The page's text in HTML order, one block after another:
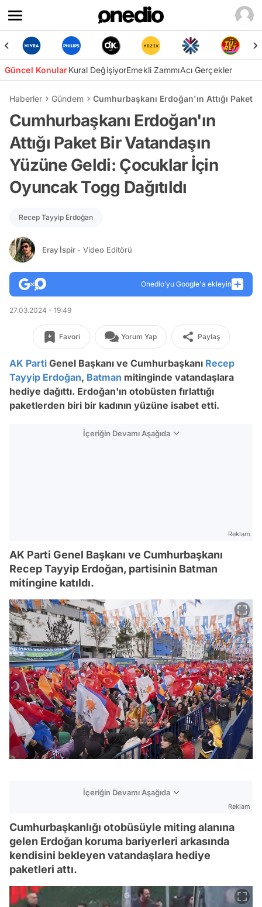
Güncel KonularKural DeğişiyorEmekli ZammıAcı Gerçekler
Haberler Gündem Cumhurbaşkanı Erdoğan'ın Attığı Paket
Cumhurbaşkanı Erdoğan'ın
Attığı Paket Bir Vatandaşın
Yüzüne Geldi: Çocuklar İçin
Oyuncak Togg Dağıtıldı
Recep Tayyip Erdoğan
Eray İspir - Video Editörü
Onedio’yu Google'a ekleyin
27.03.2024 - 19:49
Favori Yorum Yap Paylaş
AK Parti Genel Başkanı ve Cumhurbaşkanı Recep
Tayyip Erdoğan, Batman mitinginde vatandaşlara
hediye dağıttı. Erdoğan'ın otobüsten fırlattığı
paketlerden biri bir kadının yüzüne isabet etti.
İçeriğin Devamı Aşağıda
Reklam
AK Parti Genel Başkanı ve Cumhurbaşkanı
Recep Tayyip Erdoğan, partisinin Batman
mitingine katıldı.
İçeriğin Devamı Aşağıda
Reklam
Cumhurbaşkanlığı otobüsüyle miting alanına
gelen Erdoğan koruma bariyerleri arkasında
kendisini bekleyen vatandaşlara hediye
paketleri attı.